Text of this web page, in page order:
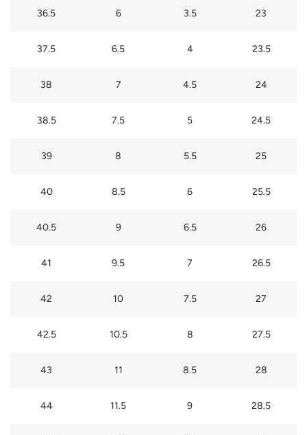
36.5 6 3.5 23
37.5 6.5 4 23.5
38 7 4.5 24
38.5 7.5 5 24.5
39 8 5.5 25
40 8.5 6 25.5
40.5 9 6.5 26
41 9.5 7 26.5
42 10 7.5 27
42.5 10.5 8 27.5
43 11 8.5 28
44 11.5 9 28.5